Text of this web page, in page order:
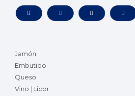
Jamón
Embutido
Queso
Vino | Licor